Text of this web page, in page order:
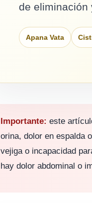
de eliminación
Apana Vata
Importante: este
orina, dolor en espalda
vejiga o incapacidad
hay dolor abdominal o